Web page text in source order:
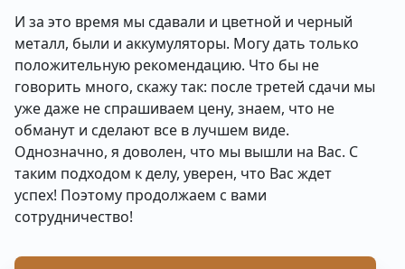
И за это время мы сдавали и цветной и черный
металл, были и аккумуляторы. Могу дать только
положительную рекомендацию. Что бы не
говорить много, скажу так: после третей сдачи мы
уже даже не спрашиваем цену, знаем, что не
обманут и сделают все в лучшем виде.
Однозначно, я доволен, что мы вышли на Вас. С
таким подходом к делу, уверен, что Вас ждет
успех! Поэтому продолжаем с вами
сотрудничество!